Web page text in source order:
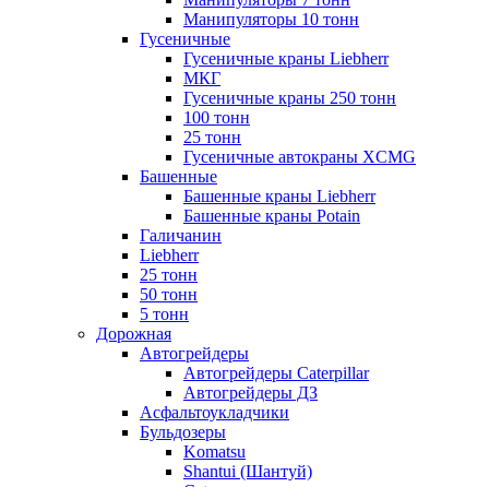
Манипуляторы 10 тонн
Гусеничные
Гусеничные краны Liebherr
МКГ
Гусеничные краны 250 тонн
100 тонн
25 тонн
Гусеничные автокраны XCMG
Башенные
Башенные краны Liebherr
Башенные краны Potain
Галичанин
Liebherr
25 тонн
50 тонн
5 тонн
Дорожная
Автогрейдеры
Автогрейдеры Caterpillar
Автогрейдеры ДЗ
Асфальтоукладчики
Бульдозеры
Komatsu
Shantui (Шантуй)